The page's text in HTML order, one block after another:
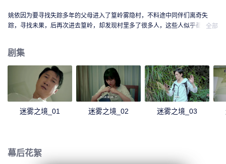
姚依因为要寻找失踪多年的父母进入了篁岭雾隐村，不料途中同伴们离奇失
踪，寻找未果，后再次进去篁岭，却发现村里多了很多人，这些人似乎都跟一
全部
剧集
迷雾之境_01 迷雾之境_02 迷雾之境_03
幕后花絮